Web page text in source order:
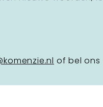
of bel